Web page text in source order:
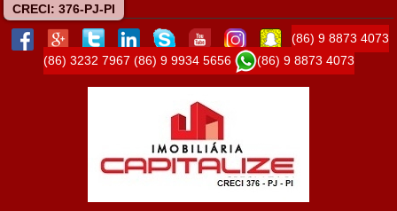
CRECI: 376-PJ-PI
(86) 9 8873 4073
(86) 3232 7967 (86) 9 9934 5656 (86) 9 8873 4073